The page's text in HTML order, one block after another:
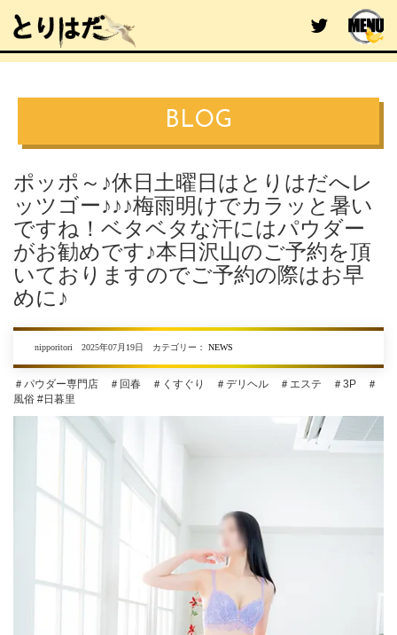
BLOG
ポッポ～♪休日土曜日はとりはだへレ
ッツゴー♪♪♪梅雨明けでカラッと暑い
ですね！ベタベタな汗にはパウダー
がお勧めです♪本日沢山のご予約を頂
いておりますのでご予約の際はお早
めに♪
nipporitori 2025年07月19日 カテゴリー： NEWS
＃パウダー専門店 ＃回春 ＃くすぐり ＃デリヘル ＃エステ ＃3P ＃
風俗 #日暮里